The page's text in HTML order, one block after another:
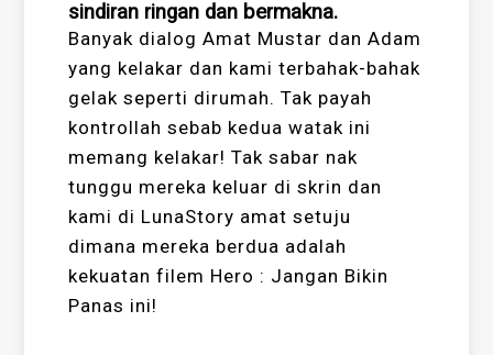
sindiran ringan dan bermakna.
Banyak dialog Amat Mustar dan Adam
yang kelakar dan kami terbahak-bahak
gelak seperti dirumah. Tak payah
kontrollah sebab kedua watak ini
memang kelakar! Tak sabar nak
tunggu mereka keluar di skrin dan
kami di LunaStory amat setuju
dimana mereka berdua adalah
kekuatan filem Hero : Jangan Bikin
Panas ini!